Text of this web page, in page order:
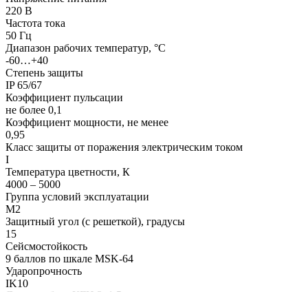
220 В
Частота тока
50 Гц
Диапазон рабочих температур, °С
-60…+40
Степень защиты
IP 65/67
Коэффициент пульсации
не более 0,1
Коэффициент мощности, не менее
0,95
Класс защиты от поражения электрическим током
I
Температура цветности, К
4000 – 5000
Группа условий эксплуатации
М2
Защитный угол (с решеткой), градусы
15
Сейсмостойкость
9 баллов по шкале МSK-64
Ударопрочность
IK10